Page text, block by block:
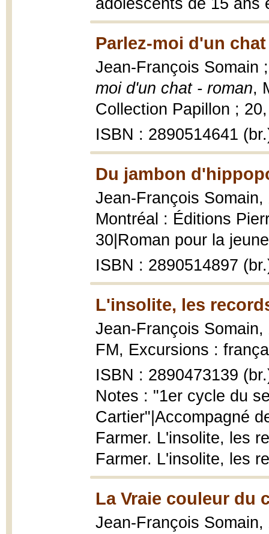
adolescents de 15 ans
Parlez-moi d'un chat
Jean-François Somain
moi d'un chat - roman,
Collection Papillon ;
ISBN : 2890514641
Du jambon
Jean-François Somain,
Montréal : Éditions
30|Roman pour la
ISBN : 2890514897
L'insolite, les
Jean-François Somain,
FM, Excursions :
ISBN : 2890473139
Notes : "1er cycle du
Cartier"|Accompagné
Farmer. L'insolite, les
Farmer. L'insolite, les
La Vraie couleur du
Jean-François Somain,